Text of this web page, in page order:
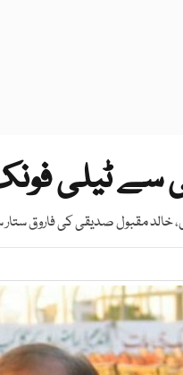
سے ٹیلی
خالد مقبول صدیقی کی فاروق